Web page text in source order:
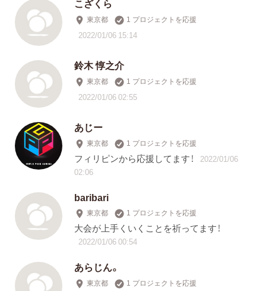
こざくら
東京都 1 プロジェクトを応援
2022/01/06 15:14
鈴木 惇之介
東京都 1 プロジェクトを応援
2022/01/06 02:55
あじー
東京都 1 プロジェクトを応援
フィリピンから応援してます！
2022/01/06
02:06
baribari
東京都 1 プロジェクトを応援
大会が上手くいくことを祈ってます！
2022/01/06 00:54
あらじん。
東京都 1 プロジェクトを応援